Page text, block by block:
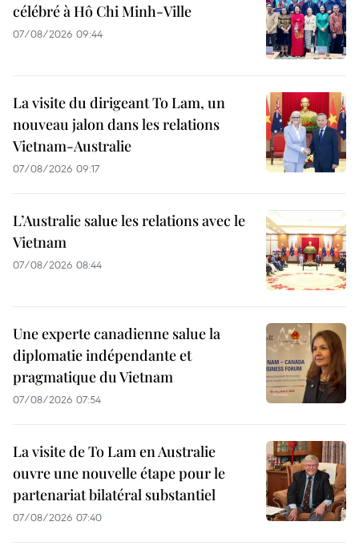
célébré à Hô Chi Minh-Ville
07/08/2026 09:44
La visite du dirigeant To Lam, un
nouveau jalon dans les relations
Vietnam-Australie
07/08/2026 09:17
L’Australie salue les relations avec le
Vietnam
07/08/2026 08:44
Une experte canadienne salue la
diplomatie indépendante et
pragmatique du Vietnam
07/08/2026 07:54
La visite de To Lam en Australie
ouvre une nouvelle étape pour le
partenariat bilatéral substantiel
07/08/2026 07:40